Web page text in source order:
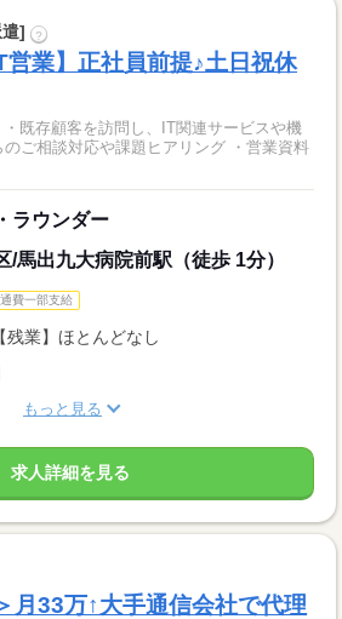
] ?
営業】正社員前提♪土日祝休
ご相談対応や課題ヒアリング ・営業資料
ラウンダー
/馬出九大病院前駅（徒歩 1分）
費一部支給
業】ほとんどなし
もっと見る
求人詳細を見る
月33万↑大手通信会社で代理